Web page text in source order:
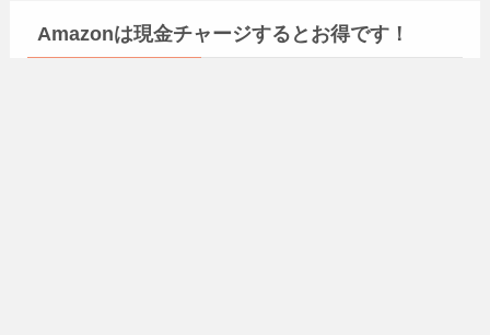
Amazonは現金チャージするとお得です！